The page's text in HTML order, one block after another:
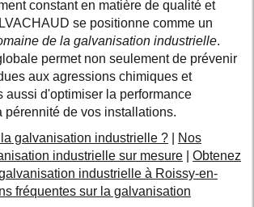
constant en matière de qualité et
se positionne comme un
de la galvanisation industrielle.
permet non seulement de prévenir
aux agressions chimiques et
aussi d'optimiser la performance
pérennité de vos installations.
galvanisation industrielle ?
Nos
industrielle sur mesure
Obtenez
industrielle à Roissy-en-
fréquentes sur la galvanisation